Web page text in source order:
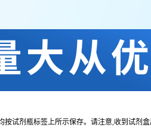
按试剂瓶标签上所示保存。请注意,收到试剂